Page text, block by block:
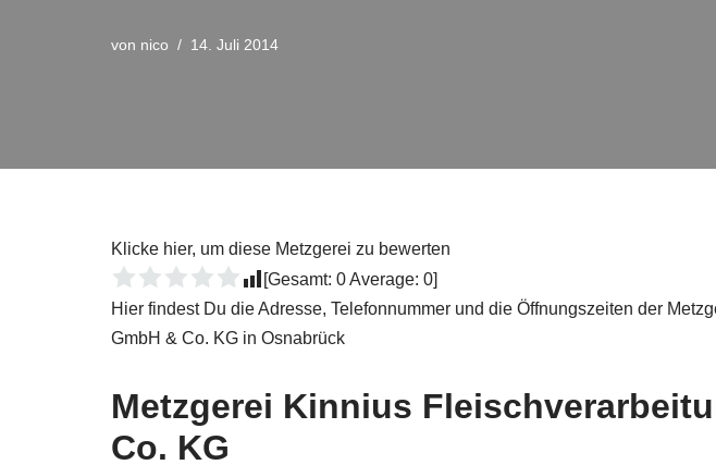
von nico 14. Juli 2014
Klicke hier, um diese Metzgerei zu bewerten
[Gesamt: 0Average: 0]
Hier findest Du die Adresse, Telefonnummer und die Öffnungszeiten der
GmbH & Co. KG in Osnabrück
Metzgerei Kinnius
Co. KG